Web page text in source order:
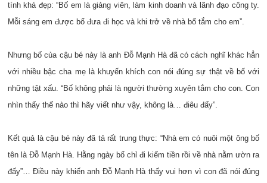
tính khá đẹp: “Bố em là giảng viên, làm kinh doanh và lãnh đạo công ty.
Mỗi sáng em được bố đưa đi học và khi trở về nhà bố tắm cho em”.
Nhưng bố của cậu bé này là anh Đỗ Mạnh Hà đã có cách nghĩ khác hẳn
với nhiều bậc cha mẹ là khuyến khích con nói đúng sự thật về bố với
những tật xấu. “Bố không phải là người thường xuyên tắm cho con. Con
nhìn thấy thế nào thì hãy viết như vậy, không là… điêu đấy”.
Kết quả là cậu bé này đã tả rất trung thực: “Nhà em có nuôi một ông bố
tên là Đỗ Mạnh Hà. Hằng ngày bố chỉ đi kiếm tiền rồi về nhà nằm ườn ra
đấy”… Điều này khiến anh Đỗ Mạnh Hà thấy vui hơn vì con đã nói đúng